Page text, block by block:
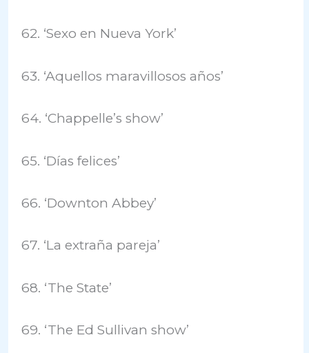
62. ‘Sexo en Nueva York’
63. ‘Aquellos maravillosos años’
64. ‘Chappelle’s show’
65. ‘Días felices’
66. ‘Downton Abbey’
67. ‘La extraña pareja’
68. ‘The State’
69. ‘The Ed Sullivan show’